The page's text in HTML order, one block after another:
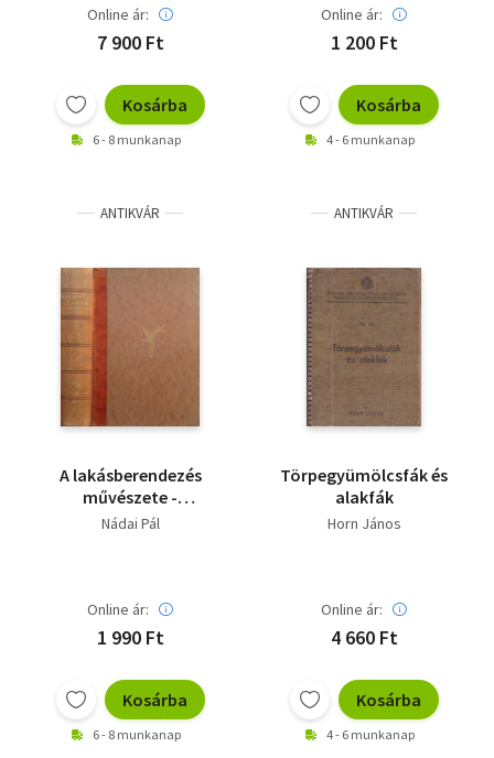
Online ár:
7 900 Ft
Kosárba
6 - 8 munkanap
Online ár:
1 200 Ft
Kosárba
4 - 6 munkanap
ANTIKVÁR
A lakásberendezés
művészete -
mellékletek nélkül
Nádai Pál
Online ár:
1 990 Ft
Kosárba
6 - 8 munkanap
ANTIKVÁR
Törpegyümölcsfák és
alakfák
Horn János
Online ár:
4 660 Ft
Kosárba
4 - 6 munkanap